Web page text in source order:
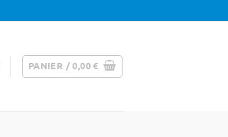
PANIER /0,00€